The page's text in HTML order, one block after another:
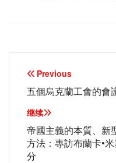
文
章
导
航
Previous
五個烏克蘭工會的會
继续
帝國主義的本質、新
方法：專訪布蘭卡•
分